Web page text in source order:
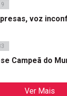
voz
Campeã do
Ver Mais